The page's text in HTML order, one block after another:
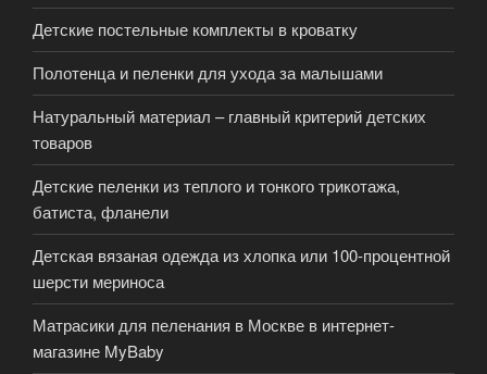
Детские постельные комплекты в кроватку
Полотенца и пеленки для ухода за малышами
Натуральный материал – главный критерий детских
товаров
Детские пеленки из теплого и тонкого трикотажа,
батиста, фланели
Детская вязаная одежда из хлопка или 100-процентной
шерсти мериноса
Матрасики для пеленания в Москве в интернет-
магазине MyBaby